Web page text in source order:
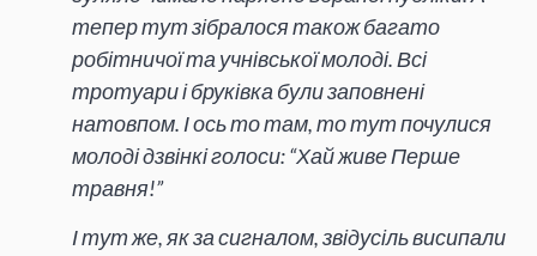
тепер тут зібралося також багато
робітничої та учнівської молоді. Всі
тротуари і бруківка були заповнені
натовпом. І ось то там, то тут почулися
молоді дзвінкі голоси: “Хай живе Перше
травня!”
І тут же, як за сигналом, звідусіль висипали